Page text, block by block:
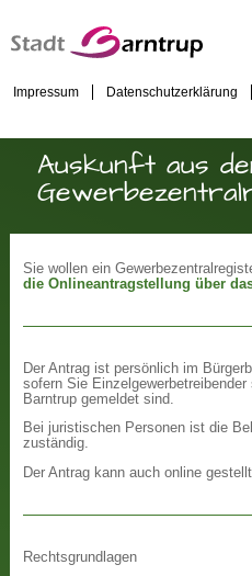
Impressum Datenschutzerklärung
Auskunft aus
Sie wollen ein
die Onlineantragstellung über
Der Antrag ist persönlich im
sofern Sie
Barntrup gemeldet sind.
Bei juristischen Personen ist die
zuständig.
Der Antrag kann auch online gestellt
Rechtsgrundlagen